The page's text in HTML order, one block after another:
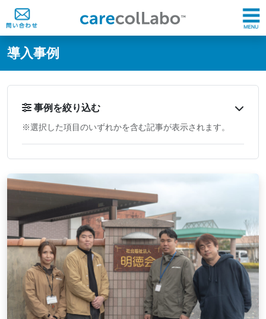
@ -0,0 +1,60 @@
導入事例
事例を絞り込む
※選択した項目のいずれかを含む記事が表示されます。